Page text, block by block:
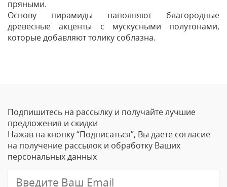
пряными.
Основу пирамиды наполняют благородные
древесные акценты с мускусными полутонами,
которые добавляют толику соблазна.
Ваше Имя
Email
Подпишитесь на рассылку и получайте лучшие
предложения и скидки
Нажав на кнопку “Подписаться”, Вы даете согласие
на получение рассылок и обработку Ваших
персональных данных